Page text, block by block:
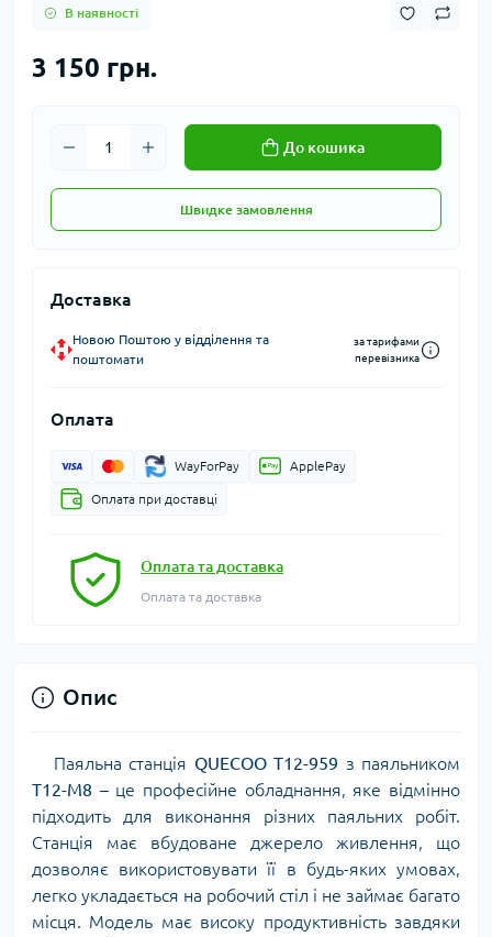
В наявності
3 150 грн.
До кошика
Швидке замовлення
Доставка
Новою Поштою у відділення та
поштомати
за тарифами
перевізника
Оплата
WayForPay ApplePay
Оплата при доставці
Оплата та доставка
Оплата та доставка
Опис
Паяльна станція QUECOO T12-959 з паяльником
T12-M8 – це професійне обладнання, яке відмінно
підходить для виконання різних паяльних робіт.
Станція має вбудоване джерело живлення, що
дозволяє використовувати її в будь-яких умовах,
легко укладається на робочий стіл і не займає багато
місця. Модель має високу продуктивність завдяки